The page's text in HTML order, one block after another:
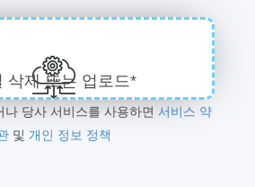
삭제 또는 업로드*
나 당사 서비스를 사용하면 서비스 약
및 개인 정보 정책